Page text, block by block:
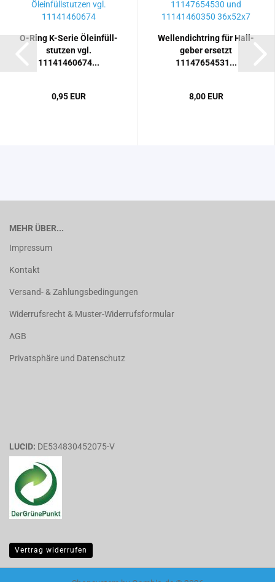
O-​Ring K-​Serie Öl­ein­füll­
stut­zen vgl.
11141460674...
0,95 EUR
Wel­len­dicht­ring für Hall­
ge­ber er­setzt
11147654531...
8,00 EUR
MEHR ÜBER...
Impressum
Kontakt
Versand- & Zahlungsbedingungen
Widerrufsrecht & Muster-Widerrufsformular
AGB
Privatsphäre und Datenschutz
LUCID: DE534830452075-V
Vertrag widerrufen